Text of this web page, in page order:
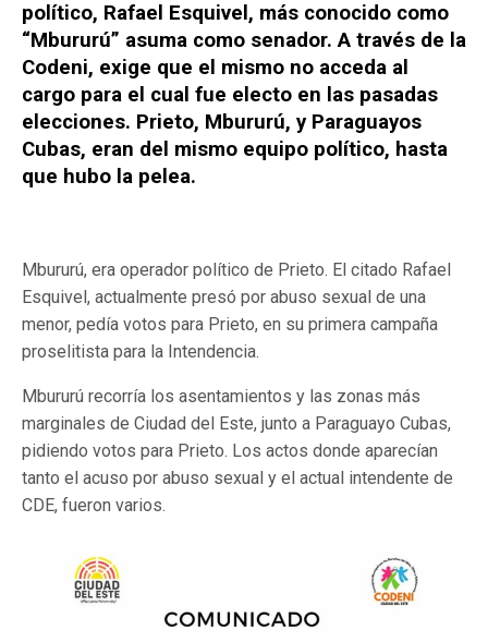
político, Rafael Esquivel, más conocido como
“Mbururú” asuma como senador. A través de la
Codeni, exige que el mismo no acceda al
cargo para el cual fue electo en las pasadas
elecciones. Prieto, Mbururú, y Paraguayos
Cubas, eran del mismo equipo político, hasta
que hubo la pelea.
Mbururú, era operador político de Prieto. El citado Rafael
Esquivel, actualmente presó por abuso sexual de una
menor, pedía votos para Prieto, en su primera campaña
proselitista para la Intendencia.
Mbururú recorría los asentamientos y las zonas más
marginales de Ciudad del Este, junto a Paraguayo Cubas,
pidiendo votos para Prieto. Los actos donde aparecían
tanto el acuso por abuso sexual y el actual intendente de
CDE, fueron varios.